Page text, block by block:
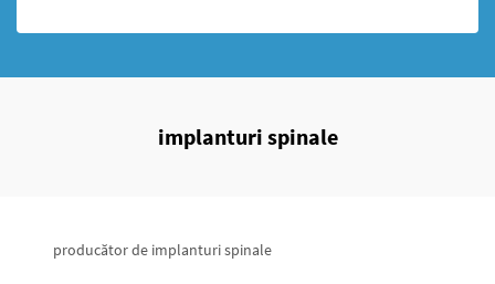
implanturi spinale
producător de implanturi spinale